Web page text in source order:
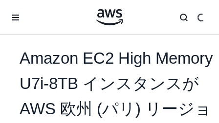
Amazon EC2 High Memory
U7i-8TB インスタンスが
AWS 欧州 (パリ) リージョ